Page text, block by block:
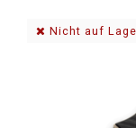
Nicht auf